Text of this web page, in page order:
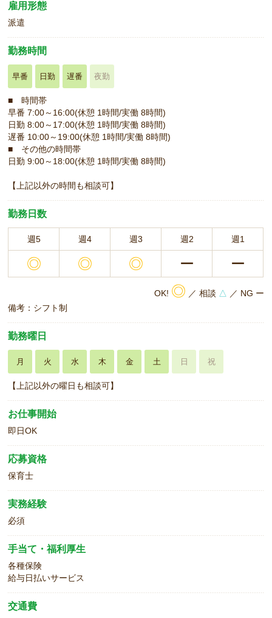
雇用形態
派遣
勤務時間
早番 日勤 遅番 夜勤
■ 時間帯
早番 7:00～16:00(休憩 1時間/実働 8時間)
日勤 8:00～17:00(休憩 1時間/実働 8時間)
遅番 10:00～19:00(休憩 1時間/実働 8時間)
■ その他の時間帯
日勤 9:00～18:00(休憩 1時間/実働 8時間)
【上記以外の時間も相談可】
勤務日数
週5 週4 週3 週2 週1
◎ ◎ ◎ ー ー
OK! ◎ ／ 相談 △ ／ NG ー
備考：シフト制
勤務曜日
月 火 水 木 金 土 日 祝
【上記以外の曜日も相談可】
お仕事開始
即日OK
応募資格
保育士
実務経験
必須
手当て・福利厚生
各種保険
給与日払いサービス
交通費